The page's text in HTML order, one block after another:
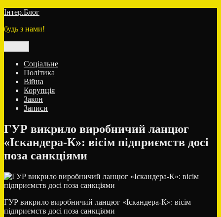
Перейти
вмісту
Інтер.Блог
будь з нами!
Соціальне
Політика
Війна
Корупція
Закон
Записи
ГУР викрило виробничий ланцюг
«Іскандера-К»: вісім підприємств досі
поза санкціями
ГУР викрило виробничий ланцюг «Іскандера-К»: вісім
підприємств досі поза санкціями